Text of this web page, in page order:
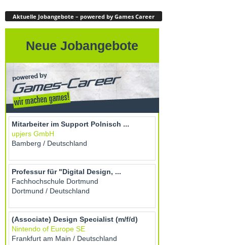
Aktuelle Jobangebote – powered by Games Career